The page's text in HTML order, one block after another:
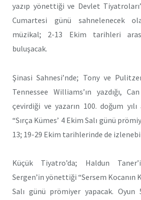
yazıp yönettiği ve Devlet
Cumartesi günü sahnelenecek
müzikal; 2-13 Ekim tarihleri
buluşacak.
Şinasi Sahnesi’nde; Tony ve
Tennessee Williams’ın yazdığı,
çevirdiği ve yazarın 100. doğum yılı
“Sırça Kümes’ 4 Ekim Salı günü
13; 19-29 Ekim tarihlerinde de
Küçük Tiyatro’da; Haldun
Sergen’in yönettiği “Sersem Kocanın
Salı günü prömiyer yapacak.